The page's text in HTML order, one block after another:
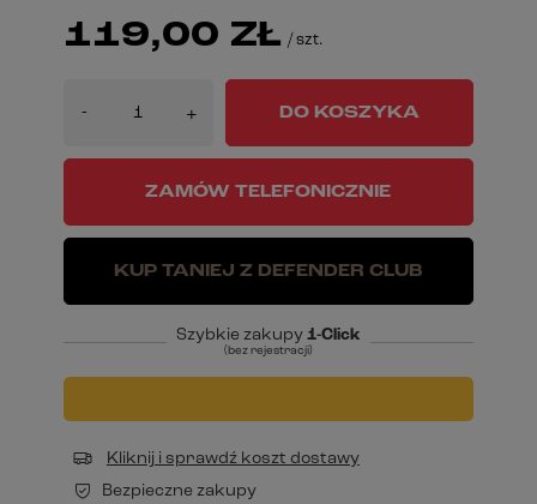
119,00 ZŁ / szt.
- + DO KOSZYKA
ZAMÓW TELEFONICZNIE
KUP TANIEJ Z DEFENDER CLUB
Szybkie zakupy 1-Click
(bez rejestracji)
Kliknij i sprawdź koszt dostawy
Bezpieczne zakupy